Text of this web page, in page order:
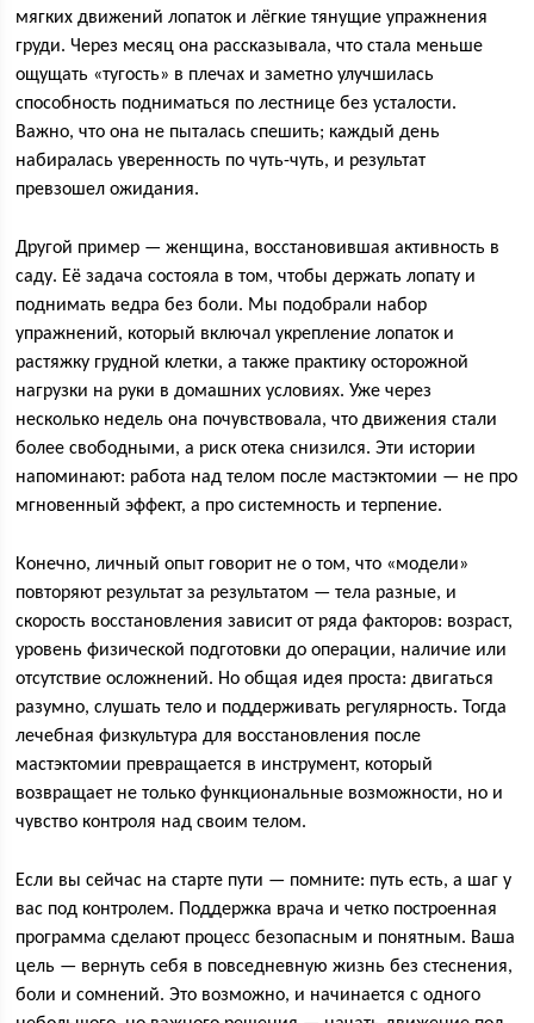
мягких движений лопаток и лёгкие тянущие упражнения
груди. Через месяц она рассказывала, что стала меньше
ощущать «тугость» в плечах и заметно улучшилась
способность подниматься по лестнице без усталости.
Важно, что она не пыталась спешить; каждый день
набиралась уверенность по чуть-чуть, и результат
превзошел ожидания.
Другой пример — женщина, восстановившая активность в
саду. Её задача состояла в том, чтобы держать лопату и
поднимать ведра без боли. Мы подобрали набор
упражнений, который включал укрепление лопаток и
растяжку грудной клетки, а также практику осторожной
нагрузки на руки в домашних условиях. Уже через
несколько недель она почувствовала, что движения стали
более свободными, а риск отека снизился. Эти истории
напоминают: работа над телом после мастэктомии — не про
мгновенный эффект, а про системность и терпение.
Конечно, личный опыт говорит не о том, что «модели»
повторяют результат за результатом — тела разные, и
скорость восстановления зависит от ряда факторов: возраст,
уровень физической подготовки до операции, наличие или
отсутствие осложнений. Но общая идея проста: двигаться
разумно, слушать тело и поддерживать регулярность. Тогда
лечебная физкультура для восстановления после
мастэктомии превращается в инструмент, который
возвращает не только функциональные возможности, но и
чувство контроля над своим телом.
Если вы сейчас на старте пути — помните: путь есть, а шаг у
вас под контролем. Поддержка врача и четко построенная
программа сделают процесс безопасным и понятным. Ваша
цель — вернуть себя в повседневную жизнь без стеснения,
боли и сомнений. Это возможно, и начинается с одного